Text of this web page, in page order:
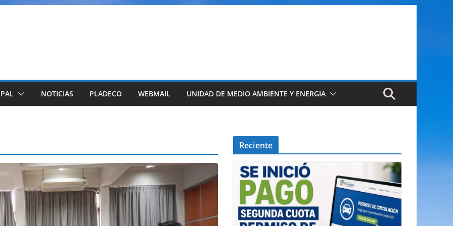
NOTICIAS PLADECO WEBMAIL UNIDAD DE MEDIO AMBIENTE Y ENERGIA
Reciente